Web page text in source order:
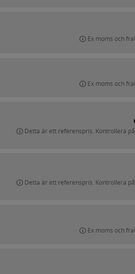
Ex moms och
Ex moms och
Detta är ett referenspris. Kontrollera
Detta är ett referenspris. Kontrollera
Ex moms och